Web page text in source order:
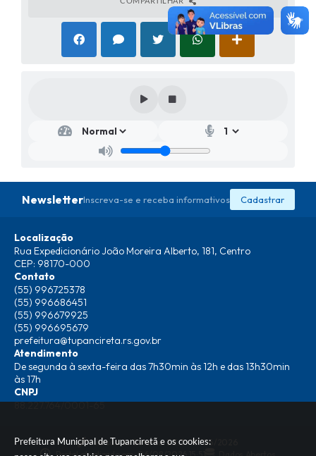
Prefeitura Municipal de Tupanciretã e os cookies:
NewsletterInscreva-se e receba informativos Cadastrar
Localização
Rua Expedicionário João Moreira Alberto, 181, Centro
CEP: 98170-000
Contato
(55) 996725378
(55) 996686451
(55) 996679925
(55) 996695679
prefeitura@tupancireta.rs.gov.br
Atendimento
De segunda à sexta-feira das 7h30min às 12h e das 13h30min
às 17h
CNPJ
88.227.764/0001-65
Versão do Sistema: 3.5.3 - 19/06/2026
Portal atualizado em:06/08/2026 15:51